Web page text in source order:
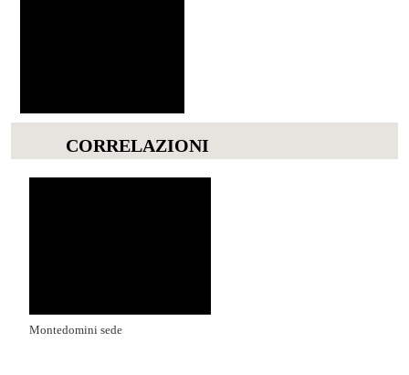
CORRELAZIONI
Montedomini sede